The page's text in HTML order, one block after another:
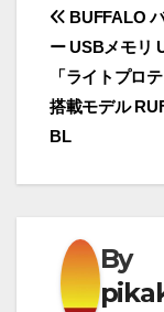
投
稿
ナ
ー
シ
BUFFALO
ー USBメモリ
「ライトプロ
搭載モデル
BL
By